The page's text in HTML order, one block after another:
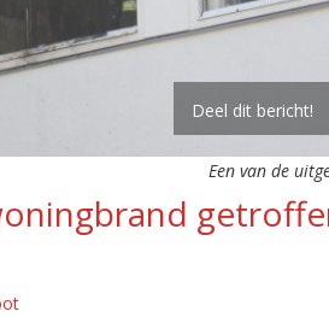
Deel dit bericht!
Een van de